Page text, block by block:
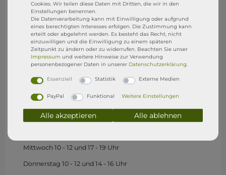
Besucht uns gerne in unserem Shop in Wasserburg.
SixFeet Surf & SUP SHOP
Sandgraben 1
88142 Wasserburg (B)
Store Öffnungszeiten
(1.Mai - 15. Sep)
Montag geschlossen
Mittwoch 10 - 12 und 17 - 19 Uhr
Donnerstag 10 - 12 und 14 - 16 Uhr
Cookies. Wir teilen diese Daten mit Dritten, die wir in den
Einstellungen benennen.
Die Datenverarbeitung kann mit Einwilligung oder aufgrund
eines berechtigten Interesses erfolgen. Die Zustimmung kann
erteilt oder abgelehnt werden. Es besteht das Recht, nicht
einzuwilligen und die Einwilligung zu einem späteren
Zeitpunkt zu ändern oder zu widerrufen. Beachten Sie unser
Impressum und weitere Hinweise zur Verwendung
personenbezogener Daten in unserer Daten­schutz­erklärung.
Essenziell Statistik Externe Medien
PayPal Funktional Weitere Einstellungen
Alle akzeptieren Alle ablehnen